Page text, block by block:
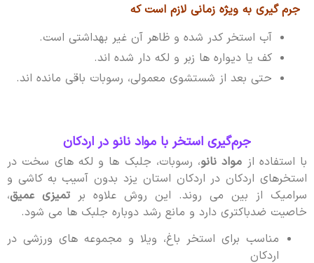
جرم گیری به ویژه زمانی لازم است که
آب استخر کدر شده و ظاهر آن غیر بهداشتی است.
کف یا دیواره ها زبر و لکه دار شده اند.
حتی بعد از شستشوی معمولی، رسوبات باقی مانده اند.
جرم‌گیری استخر با مواد نانو در اردکان
با استفاده از مواد نانو، رسوبات، جلبک ها و لکه های سخت در
استخرهای اردکان در اردکان استان یزد بدون آسیب به کاشی و
سرامیک از بین می روند. این روش علاوه بر تمیزی عمیق،
خاصیت ضدباکتری دارد و مانع رشد دوباره جلبک ها می شود.
مناسب برای استخر باغ، ویلا و مجموعه های ورزشی در
اردکان